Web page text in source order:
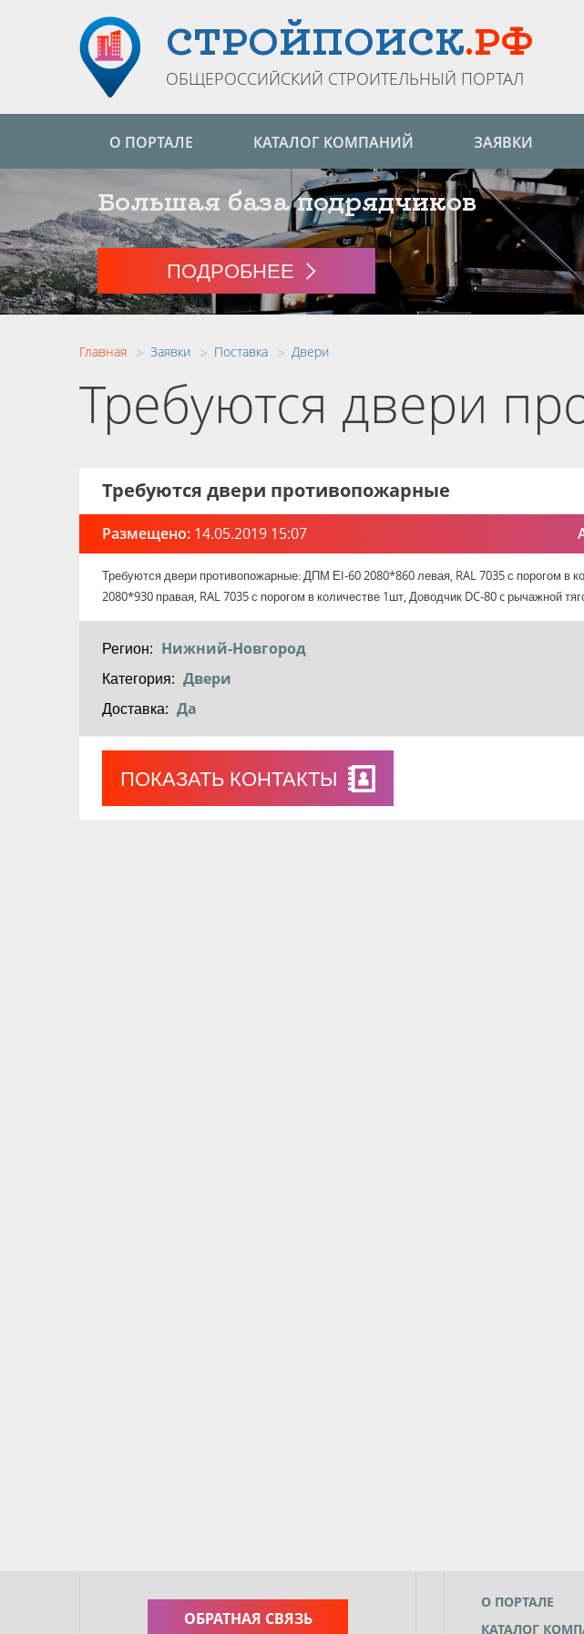
СТРОЙПОИСК.РФ
ОБЩЕРОССИЙСКИЙ СТРОИТЕЛЬНЫЙ ПОРТАЛ
О ПОРТАЛЕ КАТАЛОГ КОМПАНИЙ ЗАЯВКИ
Большая база подрядчиков
ПОДРОБНЕЕ
Главная > Заявки > Поставка > Двери
Требуются двери
Требуются двери противопожарные
Размещено: 14.05.2019 15:07
Требуются двери противопожарные: ДПМ ЕI-60 2080*860 левая, RAL 7035 с порогом в
2080*930 правая, RAL 7035 с порогом в количестве 1шт, Доводчик DC-80 c рычажной
Регион: Нижний-Новгород
Категория: Двери
Доставка: Да
ПОКАЗАТЬ КОНТАКТЫ
ОБРАТНАЯ СВЯЗЬ
О ПОРТАЛЕ
КАТАЛОГ